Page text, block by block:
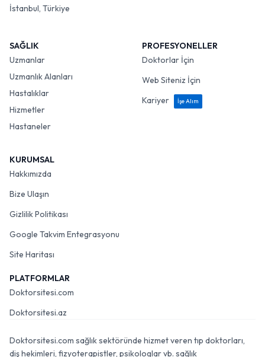
İstanbul, Türkiye
SAĞLIK
Uzmanlar
Uzmanlık Alanları
Hastalıklar
Hizmetler
Hastaneler
PROFESYONELLER
Doktorlar İçin
Web Siteniz İçin
Kariyer
İşe Alım
KURUMSAL
Hakkımızda
Bize Ulaşın
Gizlilik Politikası
Google Takvim Entegrasyonu
Site Haritası
PLATFORMLAR
Doktorsitesi.com
Doktorsitesi.az
Doktorsitesi.com sağlık sektöründe hizmet veren tıp doktorları,
diş hekimleri, fizyoterapistler, psikologlar vb. sağlık